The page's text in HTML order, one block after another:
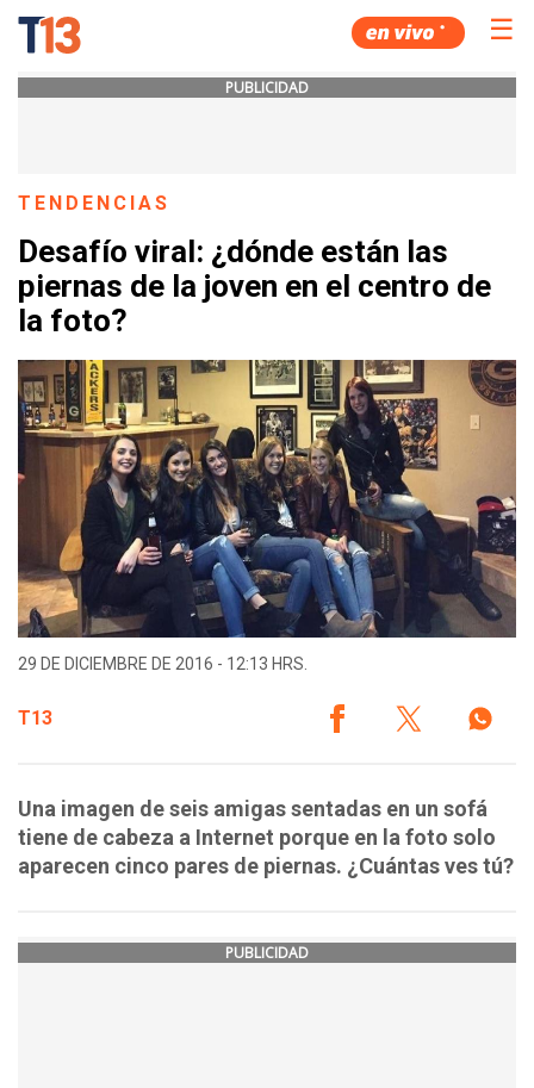
☰
PUBLICIDAD
TENDENCIAS
Desafío viral: ¿dónde están las
piernas de la joven en el centro de
la foto?
29 DE DICIEMBRE DE 2016 - 12:13 HRS.
T13
Una imagen de seis amigas sentadas en un sofá
tiene de cabeza a Internet porque en la foto solo
aparecen cinco pares de piernas. ¿Cuántas ves tú?
PUBLICIDAD